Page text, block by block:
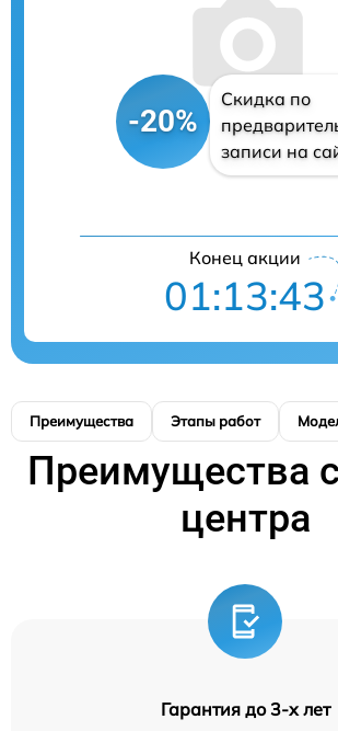
-20%
Скидка по
записи на
Конец акции
01:13:42
Преимущества Этапы работ
Преимущества
центра
Гарантия до 3-х лет